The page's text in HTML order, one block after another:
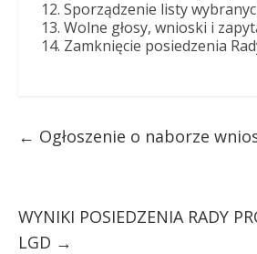
Sporządzenie listy
Wolne głosy, wnioski i
Zamknięcie posiedzenia
← Ogłoszenie o naborze
WYNIKI POSIEDZENIA RADY
LGD →